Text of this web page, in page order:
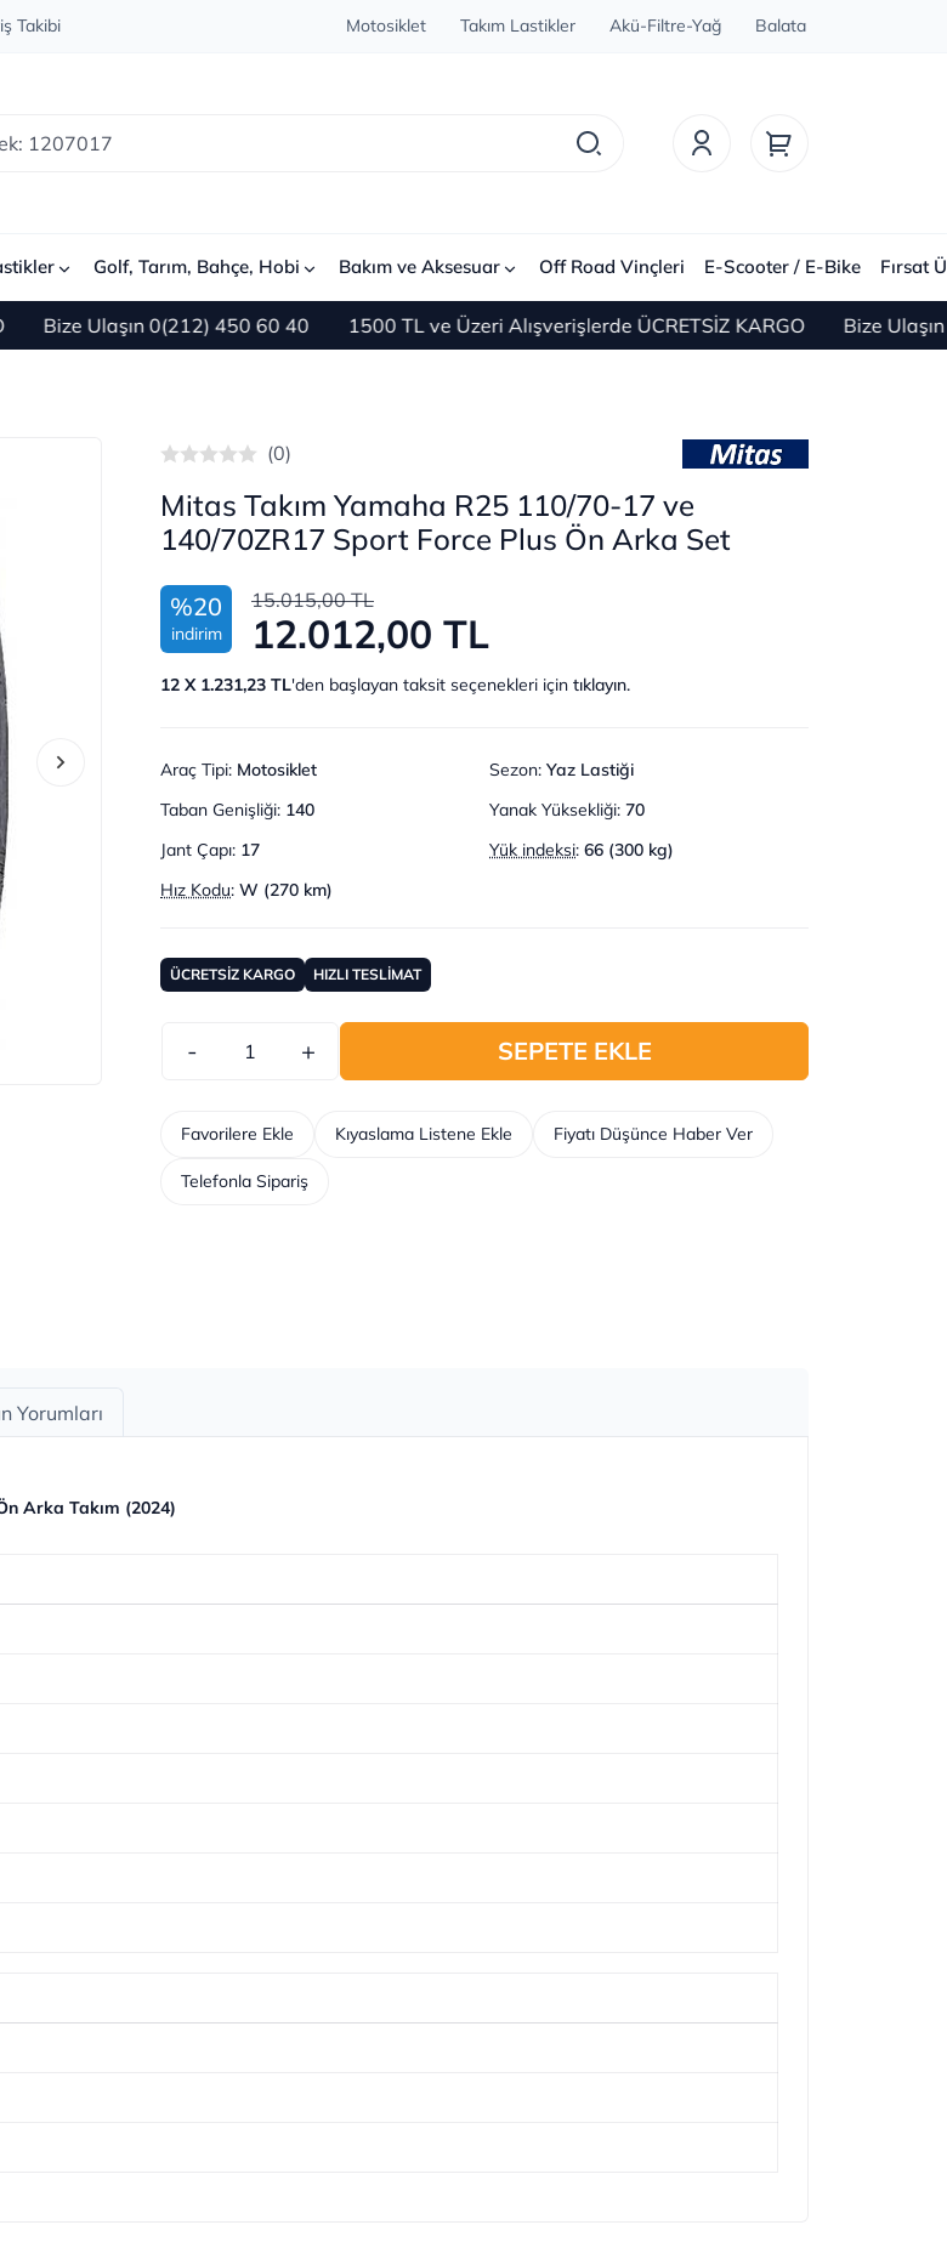
Takibi Motosiklet Takım Lastikler Akü-Filtre-Yağ Balata
Golf, Tarım, Bahçe, Hobi Bakım ve Aksesuar Off Road Vinçleri E-Scooter / E-Bike Fırsat
Bize Ulaşın 0(212) 450 60 40 1500 TL ve Üzeri Alışverişlerde ÜCRETSİZ KARGO Bize Ulaşın
(0)
Mitas Takım Yamaha R25 110/70-17 ve
140/70ZR17 Sport Force Plus Ön Arka Set
%20
indirim
15.015,00 TL
12.012,00 TL
12 X 1.231,23 TL'den başlayan taksit seçenekleri için tıklayın.
Araç Tipi: Motosiklet Sezon: Yaz Lastiği
Taban Genişliği: 140 Yanak Yüksekliği: 70
Jant Çapı: 17 Yük indeksi: 66 (300 kg)
Hız Kodu: W (270 km)
ÜCRETSİZ KARGO HIZLI TESLİMAT
- + SEPETE EKLE
Telefonla Sipariş
Kıyaslama Listene Ekle
Favorilere Ekle Fiyatı Düşünce Haber Ver
Yorumları
Arka Takım (2024)